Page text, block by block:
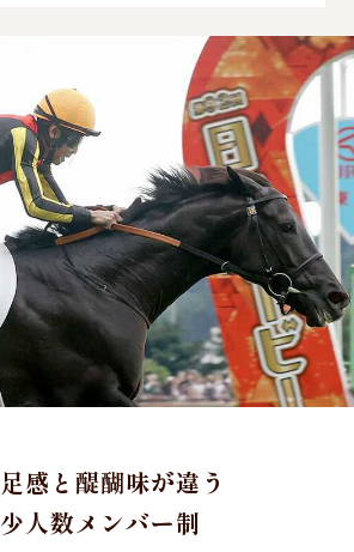
感と醍醐味が違う
少人数メンバー制